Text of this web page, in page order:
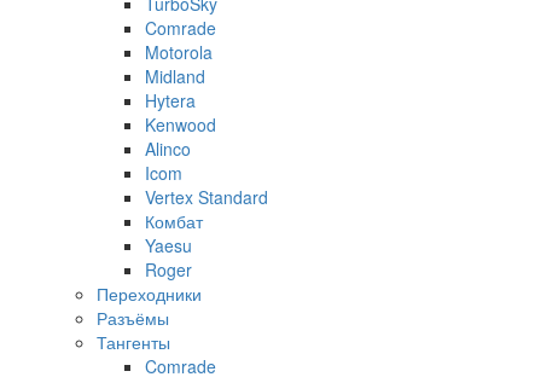
Comrade
Motorola
Midland
Hytera
Kenwood
Alinco
Icom
Vertex Standard
Комбат
Yaesu
Roger
Переходники
Разъёмы
Тангенты
Comrade